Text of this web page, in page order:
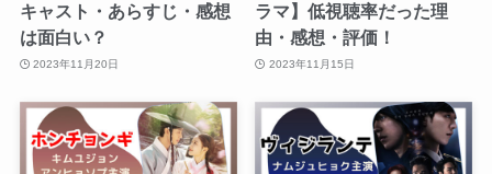
キャスト・あらすじ・感想
は面白い？
2023年11月20日
ラマ】低視聴率だった理
由・感想・評価！
2023年11月15日